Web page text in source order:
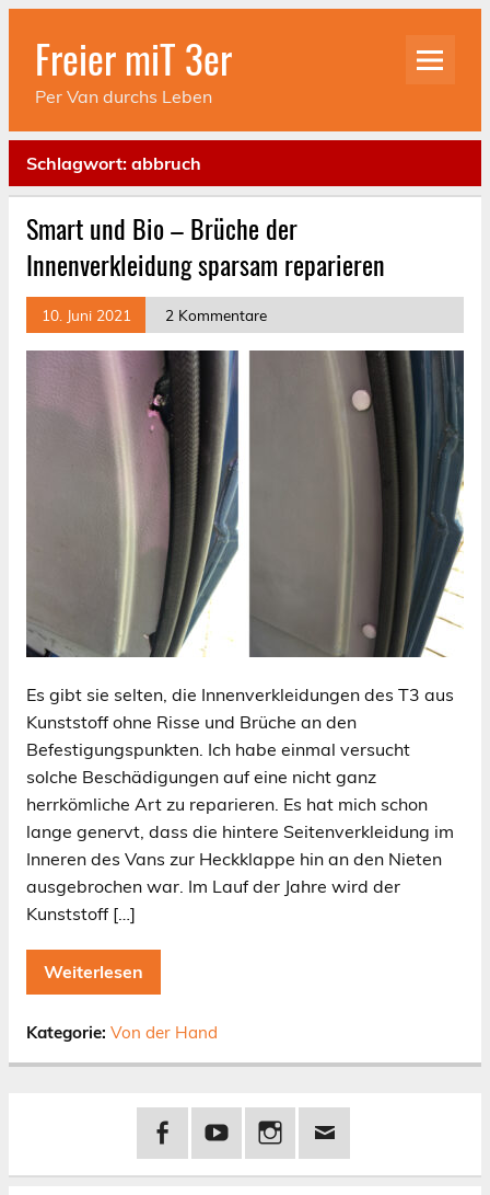
Skip
contentFreier miT 3er
Per Van durchs Leben
Schlagwort: abbruch
Smart und Bio – Brüche der
Innenverkleidung sparsam reparieren
10. Juni 2021 2 Kommentare
Es gibt sie selten, die Innenverkleidungen des T3 aus
Kunststoff ohne Risse und Brüche an den
Befestigungspunkten. Ich habe einmal versucht
solche Beschädigungen auf eine nicht ganz
herrkömliche Art zu reparieren. Es hat mich schon
lange genervt, dass die hintere Seitenverkleidung im
Inneren des Vans zur Heckklappe hin an den Nieten
ausgebrochen war. Im Lauf der Jahre wird der
Kunststoff […]
Weiterlesen
Kategorie: Von der Hand